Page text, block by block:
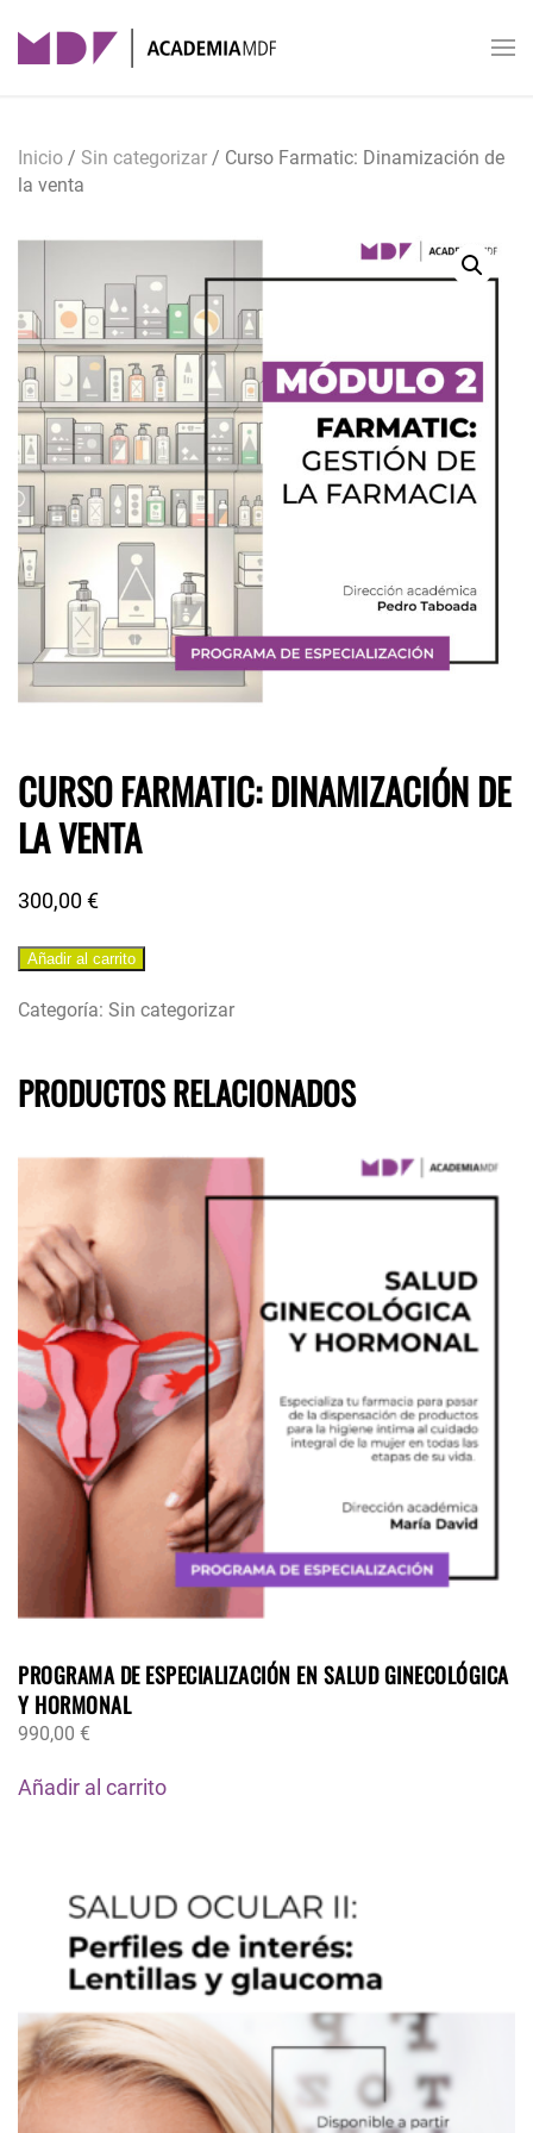
Skip to main content
Inicio / Sin categorizar / Curso Farmatic: Dinamización de
la venta
CURSO FARMATIC: DINAMIZACIÓN DE
LA VENTA
300,00€
Añadir al carrito
Categoría: Sin categorizar
PRODUCTOS RELACIONADOS
PROGRAMA DE ESPECIALIZACIÓN EN SALUD GINECOLÓGICA
Y HORMONAL
990,00 €
Añadir al carrito